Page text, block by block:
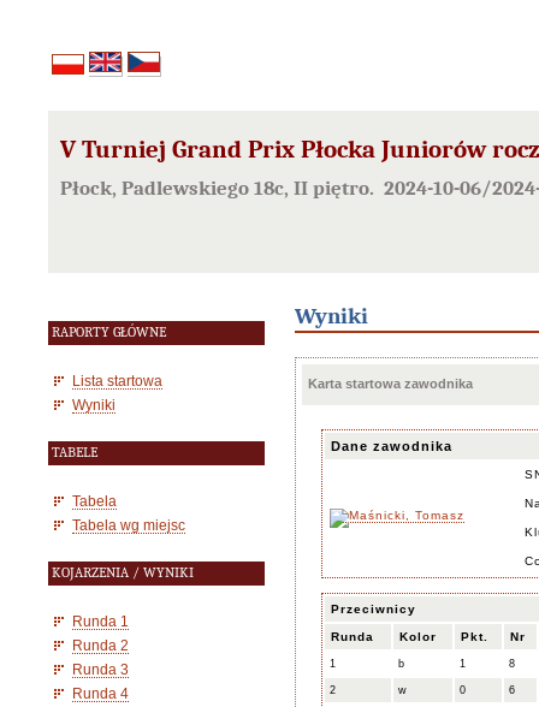
V Turniej Grand Prix Płocka Juniorów
Płock, Padlewskiego 18c, II piętro. 2024-10-06/
RAPORTY GŁÓWNE
Lista startowa
Wyniki
TABELE
Tabela
Tabela wg miejsc
KOJARZENIA / WYNIKI
Runda 1
Runda 2
Runda 3
Runda 4
Wyniki
Karta startowa zawodnika
Dane zawodnika
Przeciwnicy
Runda Kolor Pkt. Nr
1 b 1 8
2 w 0 6